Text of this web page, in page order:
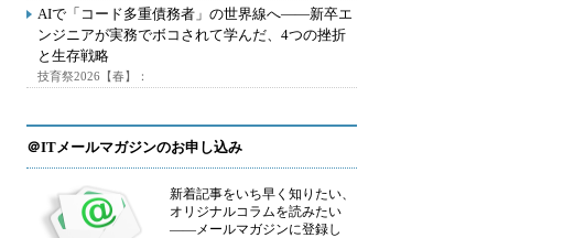
AIで「コード多重債務者」の世界線へ――新卒エ
ンジニアが実務でボコされて学んだ、4つの挫折
と生存戦略
技育祭2026【春】：
＠ITメールマガジンのお申し込み
新着記事をいち早く知りたい、
オリジナルコラムを読みたい
――メールマガジンに登録し